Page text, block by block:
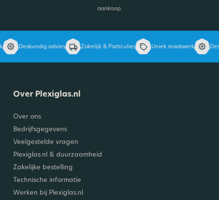
aankoop.
Deskundig advies Zakelijk & Particulier Uniek maatwerk
Over Plexiglas.nl
Over ons
Bedrijfsgegevens
Veelgestelde vragen
Plexiglas.nl & duurzaamheid
Zakelijke bestelling
Technische informatie
Werken bij Plexiglas.nl